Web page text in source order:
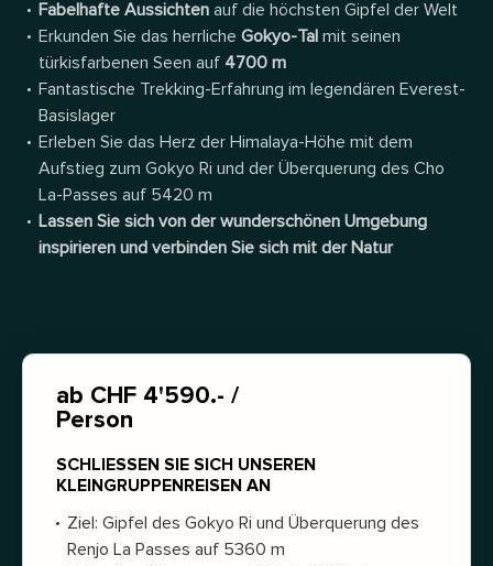
Fabelhafte Aussichten auf die höchsten Gipfel der Welt
Erkunden Sie das herrliche Gokyo-Tal mit seinen
türkisfarbenen Seen auf 4700 m
Fantastische Trekking-Erfahrung im legendären Everest-
Basislager
Erleben Sie das Herz der Himalaya-Höhe mit dem
Aufstieg zum Gokyo Ri und der Überquerung des Cho
La-Passes auf 5420 m
Lassen Sie sich von der wunderschönen Umgebung
inspirieren und verbinden Sie sich mit der Natur
ab CHF 4'590.- /
Person
SCHLIESSEN SIE SICH UNSEREN
KLEINGRUPPENREISEN AN
Ziel: Gipfel des Gokyo Ri und Überquerung des
Renjo La Passes auf 5360 m